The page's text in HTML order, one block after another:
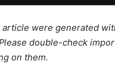
article were generated
double-check
on them.